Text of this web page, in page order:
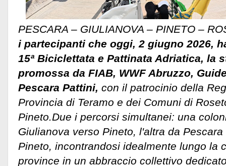
PESCARA – GIULIANOVA – PINETO –
i partecipanti che oggi, 2 giugno 2026,
15ª Biciclettata e Pattinata Adriatica, la
promossa da FIAB, WWF Abruzzo,
Pescara Pattini, con il patrocinio della
Provincia di Teramo e dei Comuni di
Pineto. Due i percorsi simultanei: una
Giulianova verso Pineto, l'altra da
Pineto, incontrandosi idealmente lungo la
province in un abbraccio collettivo